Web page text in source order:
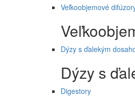
Veľkoobjemové
Dýzy s ďalekým
Dýzy s
Digestory